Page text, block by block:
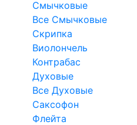
Смычковые
Все Смычковые
Скрипка
Виолончель
Контрабас
Духовые
Все Духовые
Саксофон
Флейта